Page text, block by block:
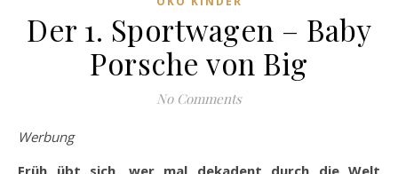
Der 1. Sportwagen – Baby
Porsche von Big
No Comments
Werbung
Früh übt sich, wer mal dekadent durch die Welt